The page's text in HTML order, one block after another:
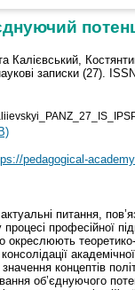
Калієвський,
записки (27).
pedagogical-
питання,
процесі професійної
окреслюють
концептів
об’єднуючого